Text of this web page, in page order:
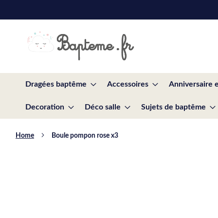
to
Dragées baptême Accessoires Anniversaire
Decoration Déco salle Sujets de baptême
Home Boule pompon rose x3